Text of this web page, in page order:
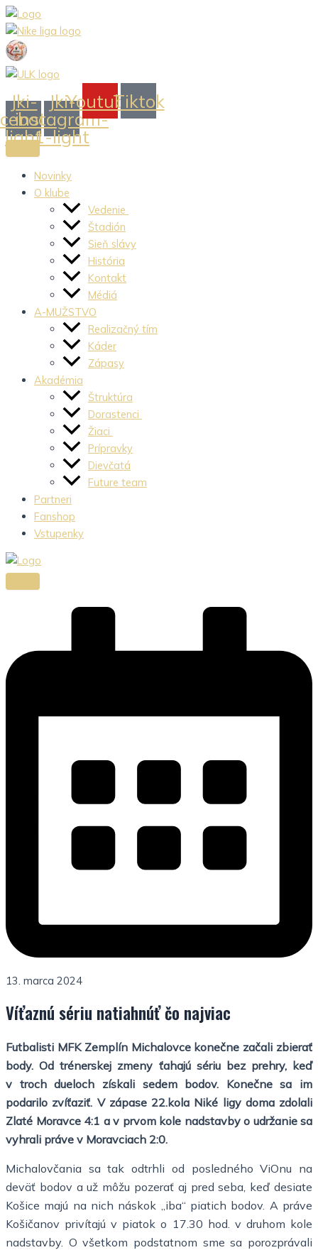
Preskočiť
na
obsah
Jki-
light
Jki-
instagram-
1-light
YoutubeTiktok
Novinky
O klube
Vedenie
Štadión
Sieň slávy
História
Kontakt
Médiá
A-MUŽSTVO
Realizačný tím
Káder
Zápasy
Akadémia
Štruktúra
Dorastenci
Žiaci
Prípravky
Dievčatá
Future team
Partneri
Fanshop
Vstupenky
13. marca 2024
Víťaznú sériu natiahnúť čo najviac
Futbalisti MFK Zemplín Michalovce konečne začali zbierať
body. Od trénerskej zmeny ťahajú sériu bez prehry, keď
v troch dueloch získali sedem bodov. Konečne sa im
podarilo zvíťaziť. V zápase 22.kola Niké ligy doma zdolali
Zlaté Moravce 4:1 a v prvom kole nadstavby o udržanie sa
vyhrali práve v Moravciach 2:0.
Michalovčania sa tak odtrhli od posledného ViOnu na
deväť bodov a už môžu pozerať aj pred seba, keď desiate
Košice majú na nich náskok „iba“ piatich bodov. A práve
Košičanov privítajú v piatok o 17.30 hod. v druhom kole
nadstavby. O všetkom podstatnom sme sa porozprávali